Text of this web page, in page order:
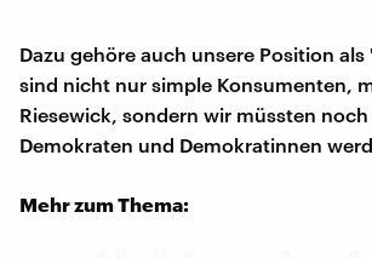
Dazu gehöre auch unsere Position
sind nicht nur simple Konsumenten,
Riesewick, sondern wir müssten
Demokraten und Demokratinnen
Mehr zum Thema: